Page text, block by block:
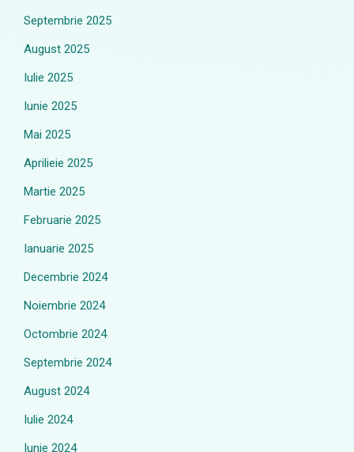
Septembrie 2025
August 2025
Iulie 2025
Iunie 2025
Mai 2025
Aprilieie 2025
Martie 2025
Februarie 2025
Ianuarie 2025
Decembrie 2024
Noiembrie 2024
Octombrie 2024
Septembrie 2024
August 2024
Iulie 2024
Iunie 2024